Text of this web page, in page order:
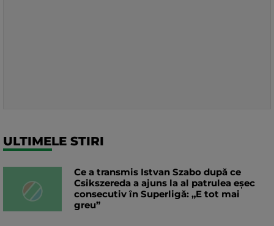
ULTIMELE STIRI
Ce a transmis Istvan Szabo după ce
Csikszereda a ajuns la al patrulea eșec
consecutiv în Superligă: „E tot mai
greu”